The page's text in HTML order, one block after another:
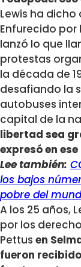
Lewis ha dicho
Enfurecido por
lanzó lo que
protestas
la década de
desafiando la
autobuses
capital de la
libertad sea
expresó en
Lee también:
los bajos
pobre del
A los 25 años,
por los
Pettus en
fueron